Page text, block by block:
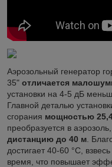
Аэрозольный генератор
35" отличается
установки на 4-5 дБ
Главной деталью
сгорания мощностью
преобразуется в
дистанцию до 40 м .
достигает 40-60 °С,
время, что повышает